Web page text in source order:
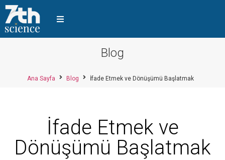
Blog
Ana Sayfa Blog İfade Etmek ve Dönüşümü Başlatmak
İfade Etmek ve
Dönüşümü Başlatmak